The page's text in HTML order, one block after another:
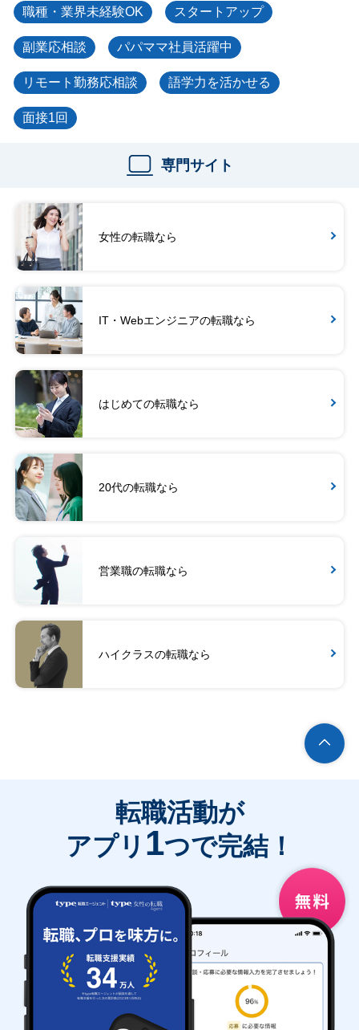
職種・業界未経験OK スタートアップ
副業応相談 パパママ社員活躍中
リモート勤務応相談 語学力を活かせる
面接1回
専門サイト
女性の転職なら
IT・Webエンジニアの転職なら
はじめての転職なら
20代の転職なら
営業職の転職なら
ハイクラスの転職なら
転職活動が
アプリ 1つで完結！